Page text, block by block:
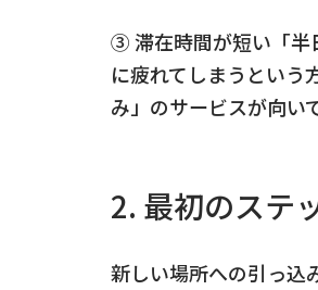
③ 滞在時間が短い「半
に疲れてしまうという
み」のサービスが向い
2. 最初のステ
新しい場所への引っ込